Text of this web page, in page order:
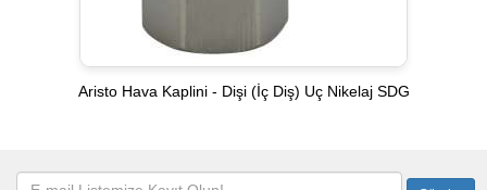
Aristo Hava Kaplini - Dişi (İç Diş) Uç Nikelaj SDG